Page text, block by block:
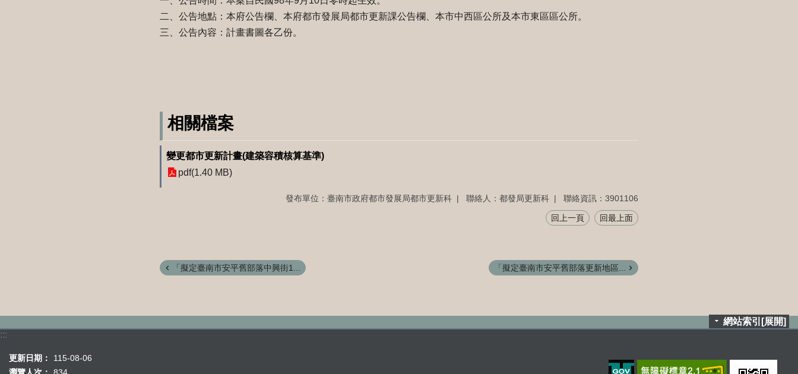
二、公告地點：本府公告欄、本府都市發展局都市更新課公告欄、本市中西區公所及本市東區區公所。
三、公告內容：計畫書圖各乙份。
相關檔案
變更都市更新計畫(建築容積核算基準)
pdf(1.40 MB)
發布單位：臺南市政府都市發展局都市更新科 聯絡人：都發局更新科 聯絡資訊：3901106
回上一頁 回最上面
「擬定臺南市安平舊部落中興街1... 「擬定臺南市安平舊部落更新地區...
網站索引[展開]
:::
更新日期：
115-08-06
瀏覽人次：
834